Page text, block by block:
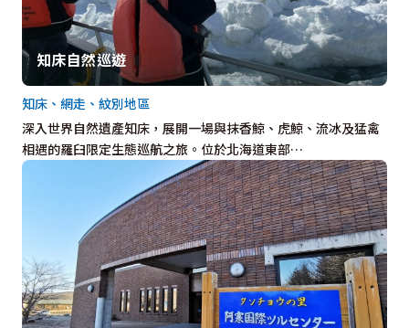
知床自然巡遊
深入世界自然遺產知床，展開一場與抹香鯨、虎鯨、流冰及猛禽
相遇的羅臼限定生態巡航之旅。位於北海道東部…
知床、網走、紋別地區